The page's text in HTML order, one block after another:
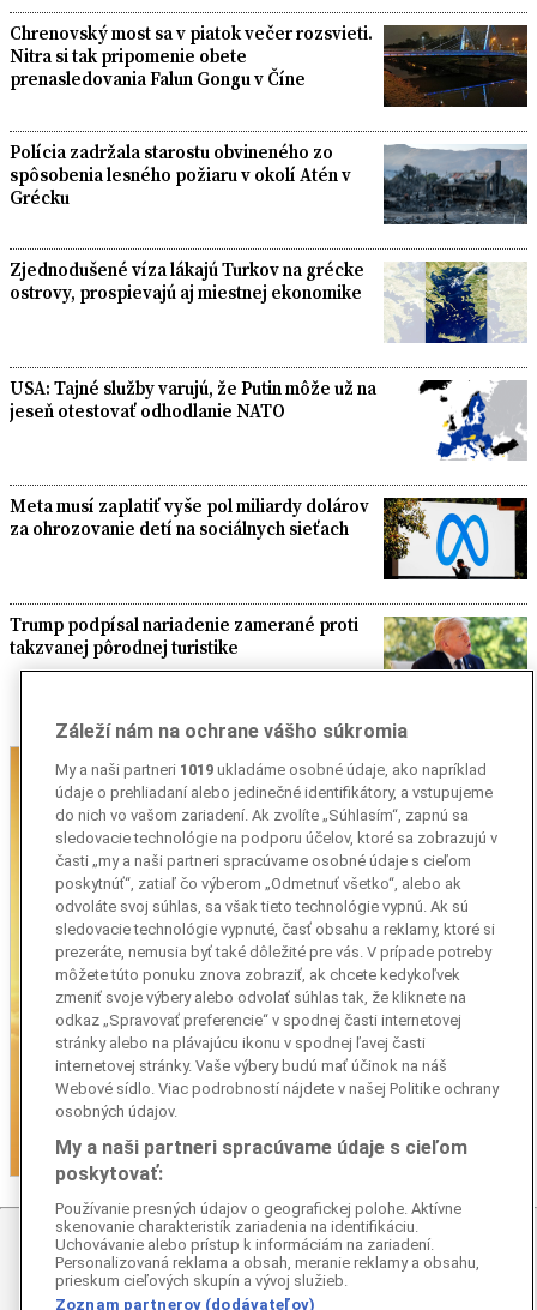
Chrenovský most sa v piatok večer rozsvieti.
Nitra si tak pripomenie obete
prenasledovania Falun Gongu v Číne
Polícia zadržala starostu obvineného zo
spôsobenia lesného požiaru v okolí Atén v
Grécku
Zjednodušené víza lákajú Turkov na grécke
ostrovy, prospievajú aj miestnej ekonomike
USA: Tajné služby varujú, že Putin môže už na
jeseň otestovať odhodlanie NATO
Meta musí zaplatiť vyše pol miliardy dolárov
za ohrozovanie detí na sociálnych sieťach
Trump podpísal nariadenie zamerané proti
takzvanej pôrodnej turistike
O NÁS REDAKCIA
HĽADÁME PRISPIEVATEĽOV
OCHRANA OSOBNÝCH ÚDAJOV
OBCHODNÉ
PODMIENKY
Záleží nám na ochrane vášho súkromia
My a naši partneri 1019 ukladáme osobné údaje, ako napríklad
údaje o prehliadaní alebo jedinečné identifikátory, a vstupujeme
do nich vo vašom zariadení. Ak zvolíte „Súhlasím“, zapnú sa
sledovacie technológie na podporu účelov, ktoré sa zobrazujú v
časti „my a naši partneri spracúvame osobné údaje s cieľom
poskytnúť“, zatiaľ čo výberom „Odmetnuť všetko“, alebo ak
odvoláte svoj súhlas, sa však tieto technológie vypnú. Ak sú
sledovacie technológie vypnuté, časť obsahu a reklamy, ktoré si
prezeráte, nemusia byť také dôležité pre vás. V prípade potreby
môžete túto ponuku znova zobraziť, ak chcete kedykoľvek
zmeniť svoje výbery alebo odvolať súhlas tak, že kliknete na
odkaz „Spravovať preferencie“ v spodnej časti internetovej
stránky alebo na plávajúcu ikonu v spodnej ľavej časti
internetovej stránky. Vaše výbery budú mať účinok na náš
Webové sídlo. Viac podrobností nájdete v našej Politike ochrany
osobných údajov.
My a naši partneri spracúvame údaje s cieľom
poskytovať:
Používanie presných údajov o geografickej polohe. Aktívne
skenovanie charakteristík zariadenia na identifikáciu.
Uchovávanie alebo prístup k informáciám na zariadení.
Personalizovaná reklama a obsah, meranie reklamy a obsahu,
prieskum cieľových skupín a vývoj služieb.
Zoznam partnerov (dodávateľov)